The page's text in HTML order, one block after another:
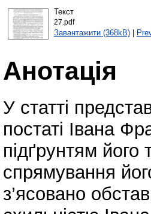
Текст
27.pdf
Завантажити (368kB)|
Анотація
У статті
постаті Івана
підґрунтям його
спрямування
з’ясовано